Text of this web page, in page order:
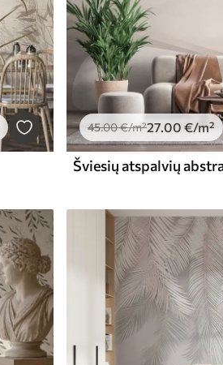
45.00€/m²27.00 €/m²
Šviesių atspalvių